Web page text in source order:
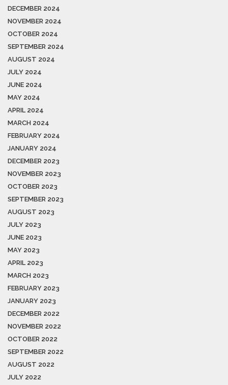
DECEMBER 2024
NOVEMBER 2024
OCTOBER 2024
SEPTEMBER 2024
AUGUST 2024
JULY 2024
JUNE 2024
MAY 2024
APRIL 2024
MARCH 2024
FEBRUARY 2024
JANUARY 2024
DECEMBER 2023
NOVEMBER 2023
OCTOBER 2023
SEPTEMBER 2023
AUGUST 2023
JULY 2023
JUNE 2023
MAY 2023
APRIL 2023
MARCH 2023
FEBRUARY 2023
JANUARY 2023
DECEMBER 2022
NOVEMBER 2022
OCTOBER 2022
SEPTEMBER 2022
AUGUST 2022
JULY 2022